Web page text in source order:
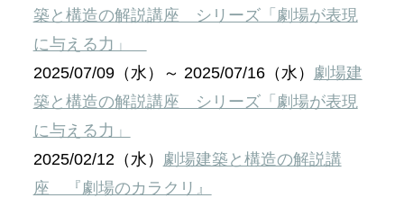
築と構造の解説講座 シリーズ「劇場が表現
に与える力」
2025/07/09（水）～ 2025/07/16（水） 劇場建
築と構造の解説講座 シリーズ「劇場が表現
に与える力」
2025/02/12（水） 劇場建築と構造の解説講
座 『劇場のカラクリ』